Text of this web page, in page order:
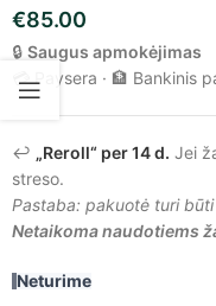
€85.00
🔒 Saugus apmokėjimas
💳 Paysera · 🏦 Bankinis
↩️ „Reroll“ per 14 d. Jei
streso.
Pastaba: pakuotė turi
Netaikoma naudotiems
Neturime